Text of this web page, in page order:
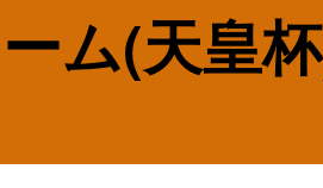
ム(天皇